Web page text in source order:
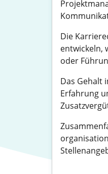
Die
entwickeln,
oder
Das Gehalt
Erfahrung